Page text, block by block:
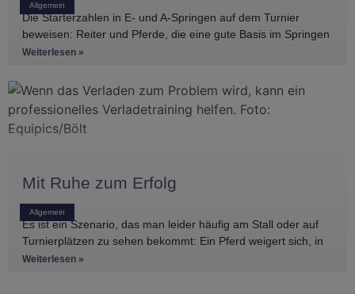
Allgemein
Die Starterzahlen in E- und A-Springen auf dem Turnier
beweisen: Reiter und Pferde, die eine gute Basis im Springen
haben, gibt es
Weiterlesen »
Allgemein
Mit Ruhe zum Erfolg
Es ist ein Szenario, das man leider häufig am Stall oder auf
Turnierplätzen zu sehen bekommt: Ein Pferd weigert sich, in
den Anhänger zu
Weiterlesen »